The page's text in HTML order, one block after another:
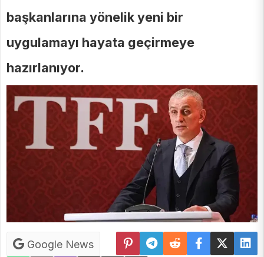
başkanlarına yönelik yeni bir
uygulamayı hayata geçirmeye
hazırlanıyor.
Google News